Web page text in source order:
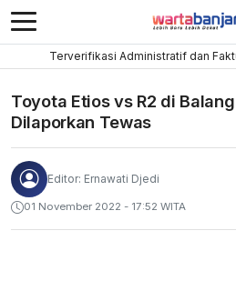
Terverifikasi Administratif dan
Toyota Etios vs R2 di
Dilaporkan Tewas
Editor: Ernawati Djedi
01 November 2022 - 17:52 WITA